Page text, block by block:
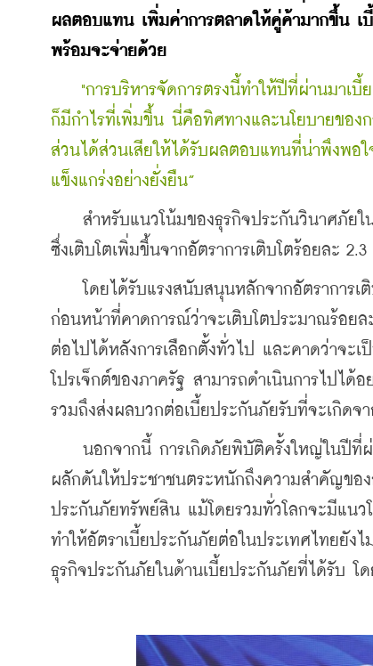
ผลตอบแทน เพิ่มค่าการตลาดให้คู่ค้ามากขึ้น เ
พร้อมจะจ่ายด้วย
"การบริหารจัดการตรงนี้ทำให้ปีที่ผ่านมาเ
ก็มีกำไรที่เพิ่มขึ้น นี่คือทิศทางและนโยบายขอ
ส่วนได้ส่วนเสียให้ได้รับผลตอบแทนที่น่าพึงพอใ
แข็งแกร่งอย่างยั่งยืน”
สำหรับแนวโน้มของธุรกิจประกันวินาศภัยใน
ซึ่งเติบโตเพิ่มขึ้นจากอัตราการเติบโตร้อยละ
โดยได้รับแรงสนับสนุนหลักจากอัตราการเติ
ก่อนหน้าที่คาดการณ์ว่าจะเติบโตประมาณร้อย
ต่อไปได้หลังการเลือกตั้งทั่วไป และคาดว่าจะเ
โปรเจ็กต์ของภาครัฐ สามารถดำเนินการไปไ
รวมถึงส่งผลบวกต่อเบี้ยประกันภัยรับที่จะเกิดจา
นอกจากนี้ การเกิดภัยพิบัติครั้งใหญ่ในปีที่ผ่
ผลักดันให้ประชาชนตระหนักถึงความสำคัญข
ประกันภัยทรัพย์สิน แม้โดยรวมทั่วโลกจะมีแนว
ทำให้อัตราเบี้ยประกันภัยต่อในประเทศไทยยัง
ธุรกิจประกันภัยในด้านเบี้ยประกันภัยที่ได้รับ โ